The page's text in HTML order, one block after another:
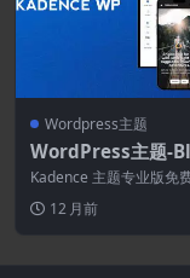
Wordpress主题
WordPress主题-
2.7.17
Kadence 主题专业版免
网站...12 月前